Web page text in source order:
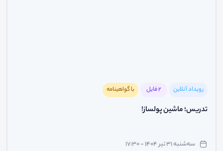
رویداد آنلاین 2 فایل با گواهینامه
تدریس؛ ماشین پولساز!
سه‌شنبه ۳۱ تیر ۱۴۰۴ - ۱۷:۳۰